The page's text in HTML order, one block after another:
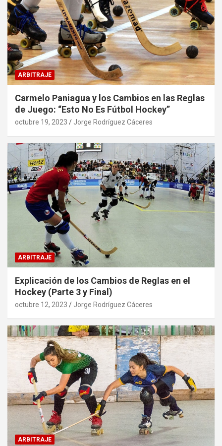
ARBITRAJE
Carmelo Paniagua y los Cambios en las Reglas
de Juego: “Esto No Es Fútbol Hockey”
octubre 19, 2023 Jorge Rodríguez Cáceres
ARBITRAJE
Explicación de los Cambios de Reglas en el
Hockey (Parte 3 y Final)
octubre 12, 2023 Jorge Rodríguez Cáceres
ARBITRAJE